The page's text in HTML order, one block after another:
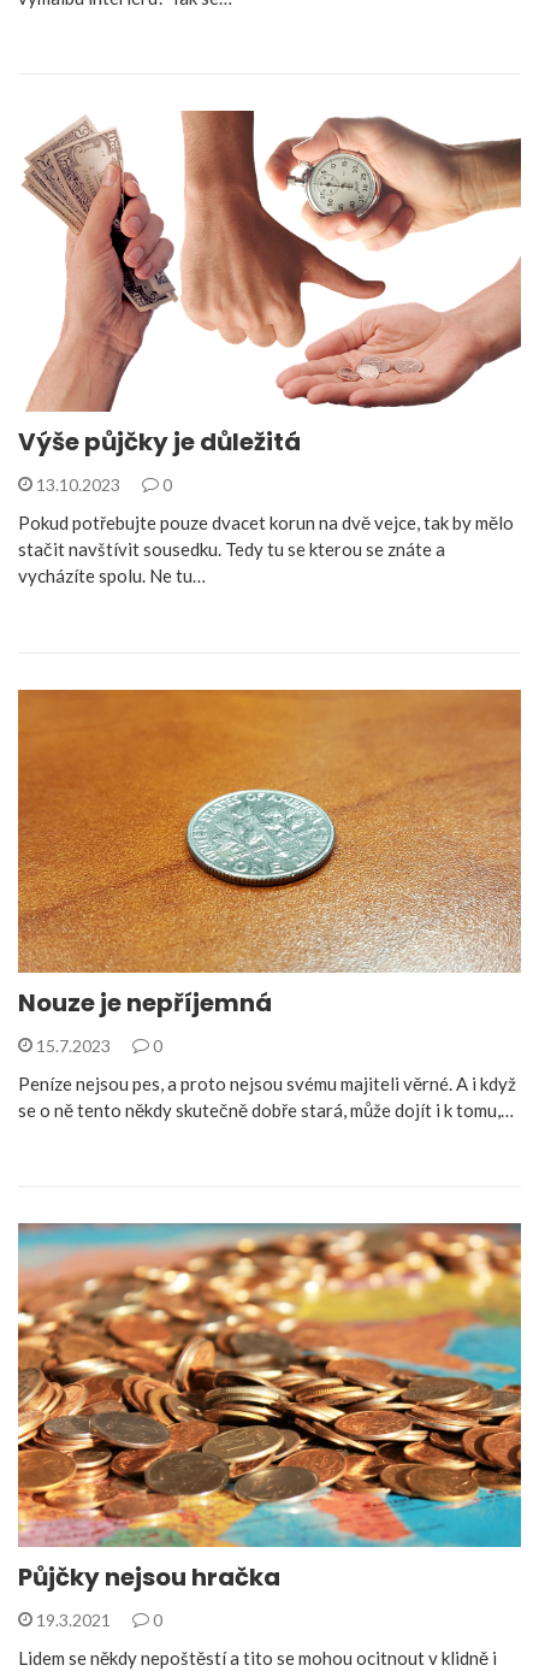
Výše půjčky je důležitá
13.10.2023 0
Pokud potřebujte pouze dvacet korun na dvě vejce, tak by mělo
stačit navštívit sousedku. Tedy tu se kterou se znáte a
vycházíte spolu. Ne tu…
Nouze je nepříjemná
15.7.2023 0
Peníze nejsou pes, a proto nejsou svému majiteli věrné. A i když
se o ně tento někdy skutečně dobře stará, může dojít i k tomu,…
Půjčky nejsou hračka
19.3.2021 0
Lidem se někdy nepoštěstí a tito se mohou ocitnout v klidně i